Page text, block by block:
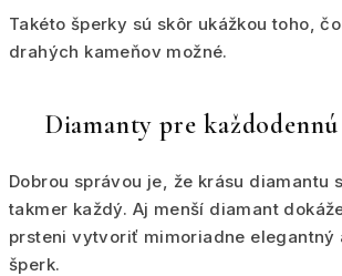
Takéto šperky sú skôr ukážkou toho,
drahých kameňov možné.
Diamanty pre
Dobrou správou je, že krásu diamantu
takmer každý. Aj menší diamant
prsteni vytvoriť mimoriadne elegantný
šperk.